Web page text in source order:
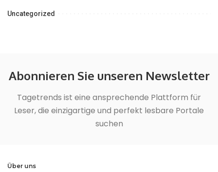
Uncategorized
Abonnieren Sie unseren Newsletter
Tagetrends ist eine ansprechende Plattform für
Leser, die einzigartige und perfekt lesbare Portale
suchen
Über uns